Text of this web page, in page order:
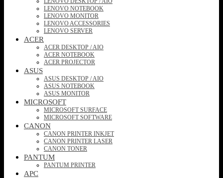
LENOVO NOTEBOOK
LENOVO MONITOR
LENOVO ACCESSORIES
LENOVO SERVER
ACER
ACER DESKTOP / AIO
ACER NOTEBOOK
ACER PROJECTOR
ASUS
ASUS DESKTOP / AIO
ASUS NOTEBOOK
ASUS MONITOR
MICROSOFT
MICROSOFT SURFACE
MICROSOFT SOFTWARE
CANON
CANON PRINTER INKJET
CANON PRINTER LASER
CANON TONER
PANTUM
PANTUM PRINTER
APC